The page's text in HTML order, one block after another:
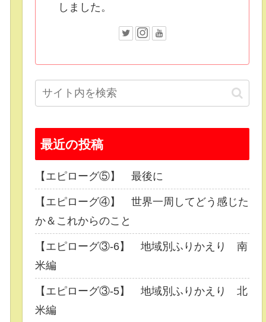
しました。
最近の投稿
【エピローグ⑤】 最後に
【エピローグ④】 世界一周してどう感じた
か＆これからのこと
【エピローグ③-6】 地域別ふりかえり 南
米編
【エピローグ③-5】 地域別ふりかえり 北
米編